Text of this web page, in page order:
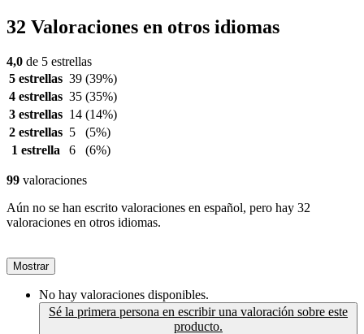
32 Valoraciones en otros idiomas
4,0 de 5 estrellas
5 estrellas 39 (39%)
4 estrellas 35 (35%)
3 estrellas 14 (14%)
2 estrellas 5
(5%)
1 estrella
6 (6%)
99 valoraciones
Aún no se han escrito valoraciones en español, pero hay 32
valoraciones en otros idiomas.
Mostrar
No hay valoraciones disponibles.
Sé la primera persona en escribir una valoración sobre este
producto.